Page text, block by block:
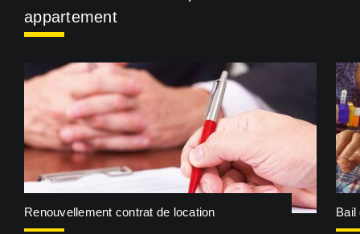
appartement
Renouvellement contrat de location Bail